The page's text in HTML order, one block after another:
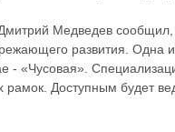
Медведев сообщил,
развития. Одна
- «Чусовая».
рамок. Доступным будет